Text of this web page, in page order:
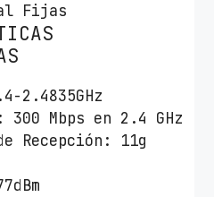
Fijas
2.4835GHz
300 Mbps en 2.4 GHz
Recepción: 11g